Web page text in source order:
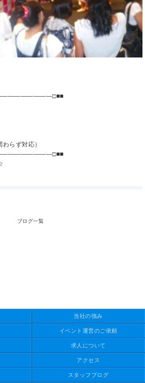
らず対応）
ブログ一覧
当社の強み
イベント運営のご依頼
求人について
アクセス
スタッフブログ